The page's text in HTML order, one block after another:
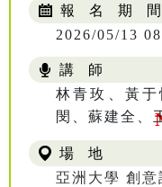
報 名 期 間
2026/05/13
講 師
林青玫、黃
閔、蘇建全、
場 地
亞洲大學 創